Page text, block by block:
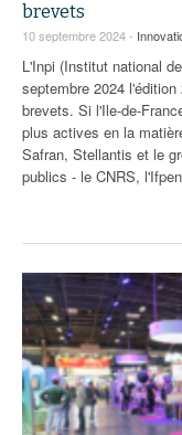
brevets
10 septembre 2024 -
L'Inpi (Institut national
septembre 2024
brevets. Si l'Ile-de-
plus actives en la
Safran, Stellantis et le
publics - le CNRS,